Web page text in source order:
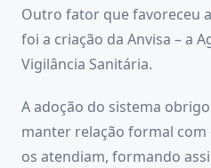
Outro fator que favoreceu
foi a criação da Anvisa – a
Vigilância Sanitária.
A adoção do sistema
manter relação formal
os atendiam, formando